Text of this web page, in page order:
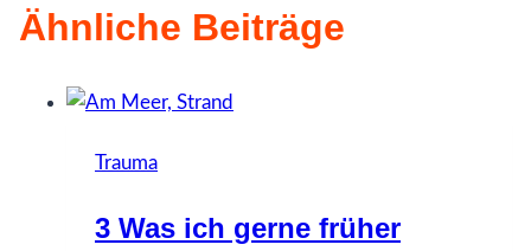
Ähnliche Beiträge
Trauma
3 Was ich gerne früher